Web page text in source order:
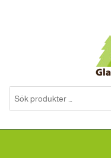
Gladebooutdoor